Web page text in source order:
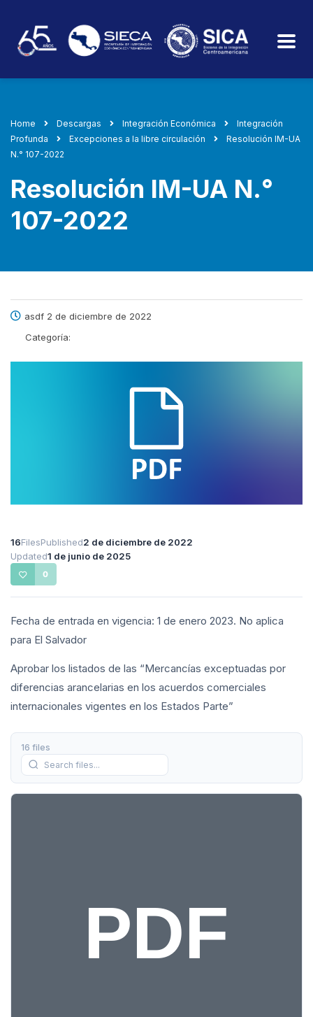
Home Descargas Integración Económica
Integración
Profunda
Excepciones a la libre circulación
Resolución IM-UA
N.° 107-2022
Resolución IM-UA N.°
107-2022
asdf 2 de diciembre de 2022
Categoría:
16FilesPublished2 de diciembre de 2022
Updated1 de junio de 2025
0
Fecha de entrada en vigencia: 1 de enero 2023. No aplica
para El Salvador
Aprobar los listados de las “Mercancías exceptuadas por
diferencias arancelarias en los acuerdos comerciales
internacionales vigentes en los Estados Parte”
16 files